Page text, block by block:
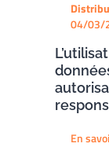
04/03/
En